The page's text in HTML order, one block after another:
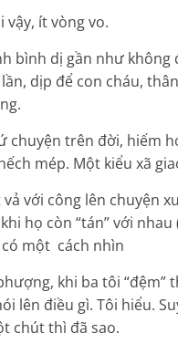
ít vòng vo.
dị gần như không
dịp để con cháu,
trên đời, hiếm
mép. Một kiểu xã
với công lên chuyện
họ còn “tán” với
người có một
khi ba tôi “đệm”
lên điều gì. Tôi hiểu.
chút thì đã sao.